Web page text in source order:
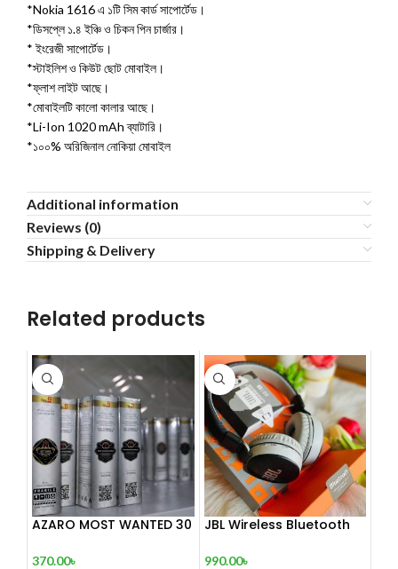
*Nokia 1616 এ ১টি সিম কার্ড সাপোর্টেড।
*ডিসপ্লে ১.৪ ইঞ্চি ও চিকন পিন চার্জার।
* ইংরেজী সাপোর্টেড।
*স্টাইলিশ ও কিউট ছোট মোবাইল।
*ফ্লাশ লাইট আছে।
*মোবাইলটি কালো কালার আছে।
*Li-Ion 1020 mAh ব্যাটারি।
*১০০% অরিজিনাল নোকিয়া মোবাইল
Additional information
Reviews (0)
Shipping & Delivery
Related products
AZARO MOST WANTED 30
370.00৳
JBL Wireless Bluetooth
990.00৳